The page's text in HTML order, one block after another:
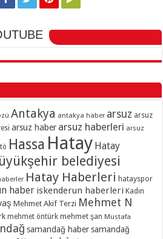
Antakya antakya haber arsuz arsuz
arsuz haber arsuz haberleri arsuz
Hassa Hatay Hatay
belediyesi
Hatay Haberleri hatayspor
haber iskenderun haberleri Kadın
Mehmet Akif Terzi Mehmet N
mehmet öntürk mehmet şan Mustafa
samandağ haber samandağ